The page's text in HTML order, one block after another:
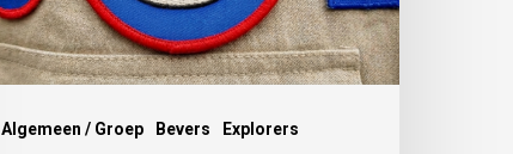
Algemeen / Groep Bevers Explorers